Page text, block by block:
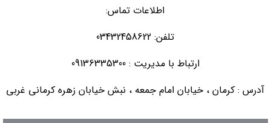
اطلاعات تماس:
تلفن: 03432458622
ارتباط با مدیریت : 09136335300
آدرس : کرمان ، خیابان امام جمعه ، نبش خیابان زهره کرمانی غربی